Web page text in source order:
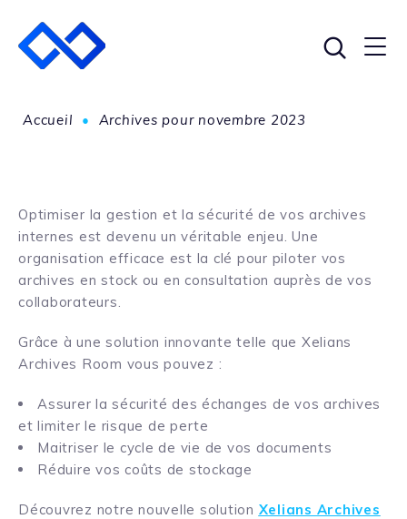
Accueil • Archives pour novembre 2023
Optimiser la gestion et la sécurité de vos archives
internes est devenu un véritable enjeu. Une
organisation efficace est la clé pour piloter vos
archives en stock ou en consultation auprès de vos
collaborateurs.
Grâce à une solution innovante telle que Xelians
Archives Room vous pouvez :
Assurer la sécurité des échanges de vos archives
et limiter le risque de perte
Maitriser le cycle de vie de vos documents
Réduire vos coûts de stockage
Découvrez notre nouvelle solution Xelians Archives